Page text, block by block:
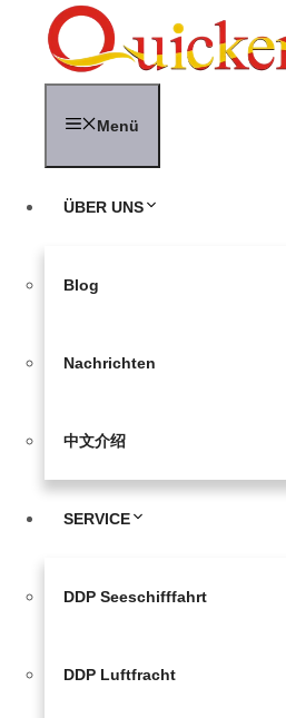
springen
Menü
ÜBER UNS
Blog
Nachrichten
中文介绍
SERVICE
DDP Seeschifffahrt
DDP Luftfracht